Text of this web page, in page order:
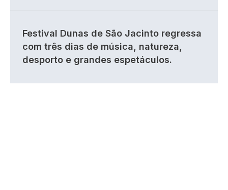
Festival Dunas de São Jacinto regressa
com três dias de música, natureza,
desporto e grandes espetáculos.